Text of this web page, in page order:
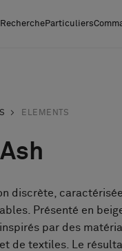
RechercheParticuliers
ELEMENTS
discrète,
Présenté en
par des
de textiles. Le